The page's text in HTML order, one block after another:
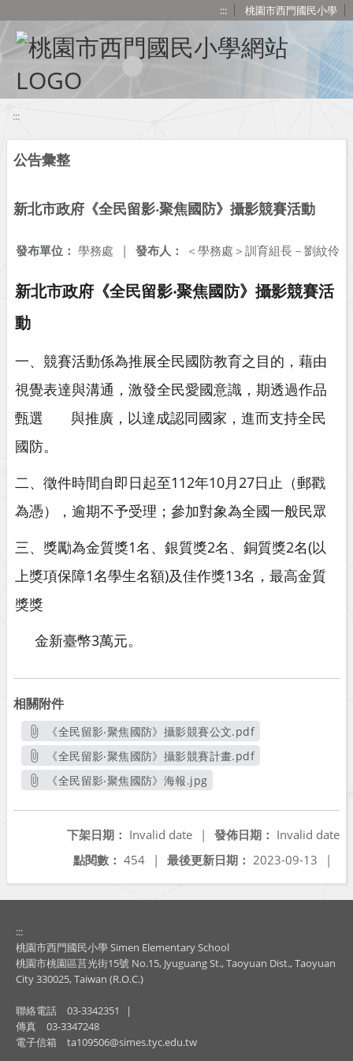
::: 桃園市西門國民小學
:::
公告彙整
新北市政府《全民留影‧聚焦國防》攝影競賽活動
發布人： ＜學務處＞訓育組長－劉紋伶
發布單位： 學務處 |
新北市政府《全民留影‧聚焦國防》攝影競賽活
動
一、競賽活動係為推展全民國防教育之目的，藉由
視覺表達與溝通，激發全民愛國意識，期透過作品
甄選
與推廣， 以達成認同國家，進而支持全民
國防。
二、徵件時間自即日起至112年10月27日止（郵戳
為憑），逾期不予受理；參加對象為全國一般民眾
三、獎勵為金質獎1名、銀質獎2名、銅質獎2名(以
上獎項保障1名學生名額)及佳作獎13名，最高金質
獎獎
金新臺幣3萬元。
相關附件
《全民留影‧聚焦國防》攝影競賽公文.pdf
另開新視窗
《全民留影‧聚焦國防》攝影競賽計畫.pdf
另開新視窗
《全民留影‧聚焦國防》海報.jpg
發佈日期： Invalid date
下架日期： Invalid date
|
最後更新日期： 2023-09-13 |
點閱數： 454 |
:::
桃園市西門國民小學 Simen Elementary School
桃園市桃園區莒光街15號 No.15, Jyuguang St., Taoyuan Dist., Taoyuan
City 330025, Taiwan (R.O.C.)
聯絡電話 03-3342351
|
傳真
03-3347248
電子信箱
ta109506@simes.tyc.edu.tw